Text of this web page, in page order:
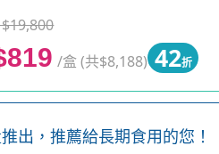
/盒 (共$8,188) 42折
出，推薦給長期食用的您！